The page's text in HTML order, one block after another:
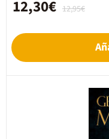
12,95€
12,30€